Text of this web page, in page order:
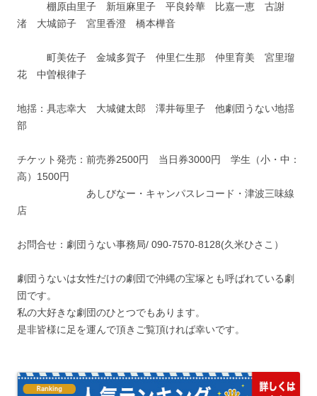
棚原由里子 新垣麻里子 平良鈴華 比嘉一恵 古謝
渚 大城節子 宮里香澄 橋本樺音
町美佐子 金城多賀子 仲里仁生那 仲里育美 宮里瑠
花 中曽根律子
地揺：具志幸大 大城健太郎 澤井毎里子 他劇団うない地揺
部
チケット発売：前売券2500円 当日券3000円 学生（小・中：
高）1500円
あしびなー・キャンパスレコード・津波三味線
店
お問合せ：劇団うない事務局/ 090-7570-8128(久米ひさこ）
劇団うないは女性だけの劇団で沖縄の宝塚とも呼ばれている劇
団です。
私の大好きな劇団のひとつでもあります。
是非皆様に足を運んで頂きご覧頂ければ幸いです。